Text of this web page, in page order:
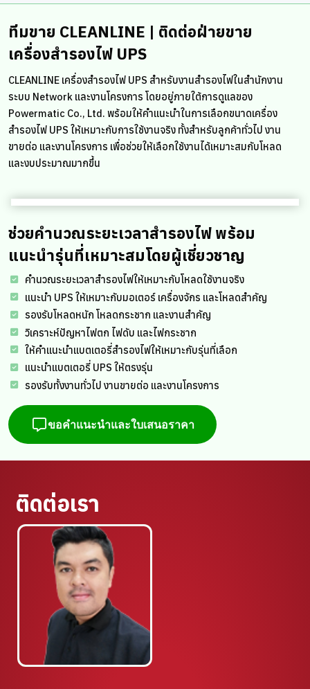
ทีมขาย CLEANLINE | ติดต่อฝ่ายขาย
เครื่องสำรองไฟ UPS
CLEANLINE เครื่องสำรองไฟ UPS สำหรับงานสำรองไฟในสำนักงาน
ระบบ Network และงานโครงการ โดยอยู่ภายใต้การดูแลของ
Powermatic Co., Ltd. พร้อมให้คำแนะนำในการเลือกขนาดเครื่อง
สำรองไฟ UPS ให้เหมาะกับการใช้งานจริง ทั้งสำหรับลูกค้าทั่วไป งาน
ขายต่อ และงานโครงการ เพื่อช่วยให้เลือกใช้งานได้เหมาะสมกับโหลด
และงบประมาณมากขึ้น
ช่วยคำนวณระยะเวลาสำรองไฟ พร้อม
แนะนำรุ่นที่เหมาะสมโดยผู้เชี่ยวชาญ
คำนวณระยะเวลาสำรองไฟให้เหมาะกับโหลดใช้งานจริง
แนะนำ UPS ให้เหมาะกับมอเตอร์ เครื่องจักร และโหลดสำคัญ
รองรับโหลดหนัก โหลดกระชาก และงานสำคัญ
วิเคราะห์ปัญหาไฟตก ไฟดับ และไฟกระชาก
ให้คำแนะนำแบตเตอรี่สำรองไฟให้เหมาะกับรุ่นที่เลือก
แนะนำแบตเตอรี่ UPS ให้ตรงรุ่น
รองรับทั้งงานทั่วไป งานขายต่อ และงานโครงการ
ขอคำแนะนำและใบเสนอราคา
ติดต่อเรา